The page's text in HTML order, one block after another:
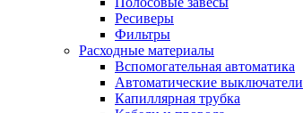
Ресиверы
Фильтры
Расходные материалы
Вспомогательная автоматика
Автоматические выключатели
Капиллярная трубка